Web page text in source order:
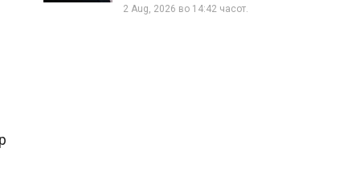
2 Aug, 2026 во 14:42 часот.